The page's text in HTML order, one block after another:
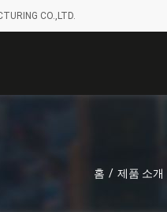
CO.,LTD.
홈 / 제품 소개